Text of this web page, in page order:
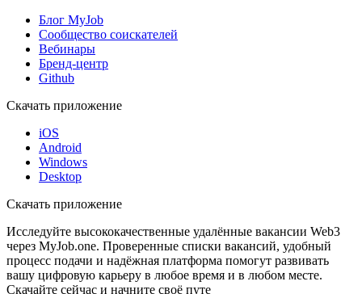
Блог MyJob
Сообщество соискателей
Вебинары
Бренд-центр
Github
Скачать приложение
iOS
Android
Windows
Desktop
Скачать приложение
Исследуйте высококачественные удалённые вакансии Web3
через MyJob.one. Проверенные списки вакансий, удобный
процесс подачи и надёжная платформа помогут развивать
вашу цифровую карьеру в любое время и в любом месте.
Скачайте сейчас и начните своё путе